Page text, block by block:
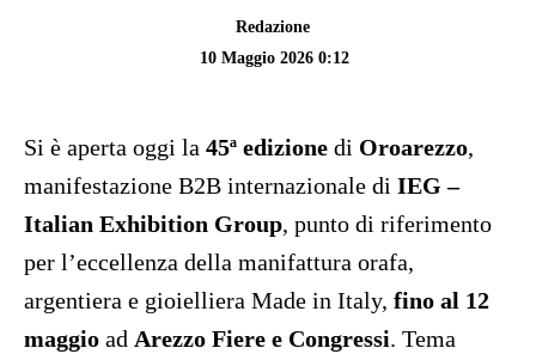
Redazione
10 Maggio 2026 0:12
Si è aperta oggi la 45ª edizione di Oroarezzo,
manifestazione B2B internazionale di IEG –
Italian Exhibition Group, punto di riferimento
per l’eccellenza della manifattura orafa,
argentiera e gioielliera Made in Italy, fino al 12
maggio ad Arezzo Fiere e Congressi. Tema